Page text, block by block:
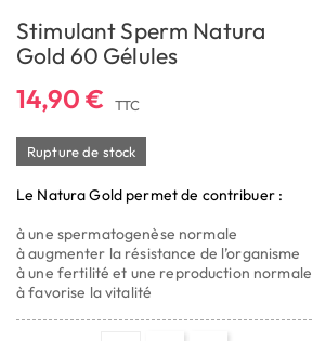
Stimulant Sperm Natura
Gold 60 Gélules
14,90 € TTC
Rupture de stock
Le Natura Gold permet de contribuer :
à une spermatogenèse normale
à augmenter la résistance de l’organisme
à une fertilité et une reproduction normale
à favorise la vitalité